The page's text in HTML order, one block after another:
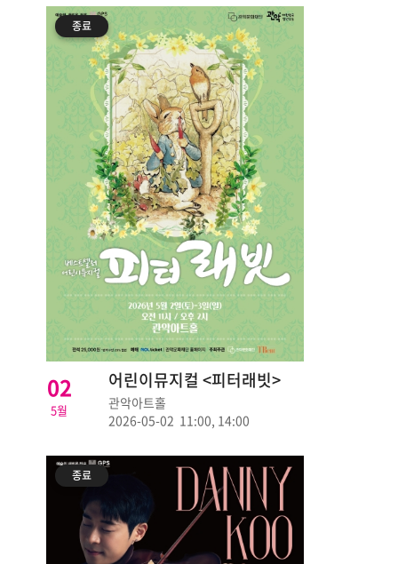
종료
02
5월
어린이뮤지컬 <피터래빗>
관악아트홀
2026-05-02 11:00, 14:00
종료